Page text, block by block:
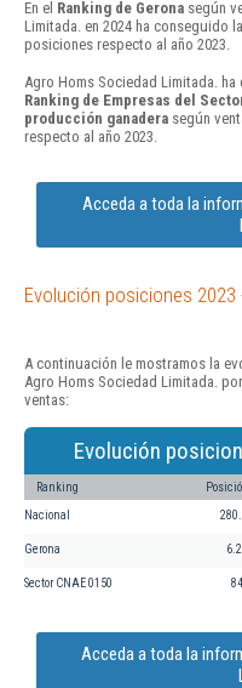
En el Ranking de Gerona según
Limitada. en 2024 ha conseguido
posiciones respecto al año 2023.
Agro Homs Sociedad Limitada.
Ranking de Empresas del
producción ganadera según
respecto al año 2023.
Acceda a toda la
Evolución posiciones 2023
A continuación le mostramos la
Agro Homs Sociedad Limitada.
ventas:
Evolución
Ranking
Nacional
Gerona
Sector CNAE 0150
Acceda a toda la